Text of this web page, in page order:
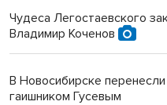
Чудеса Легостаевского
Владимир Коченов
В Новосибирске
гаишником Гусевым